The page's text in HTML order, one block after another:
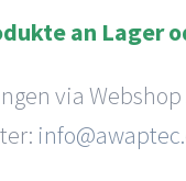
an Lager
via